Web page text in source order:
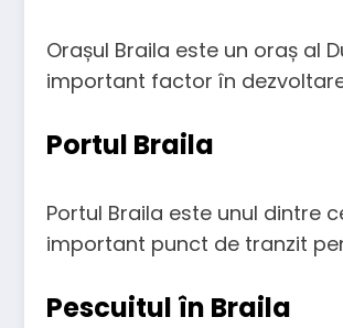
Orașul Braila este un oraș al
important factor în
Portul Braila
Portul Braila este unul dintre
important punct de tranzit
Pescuitul în Braila